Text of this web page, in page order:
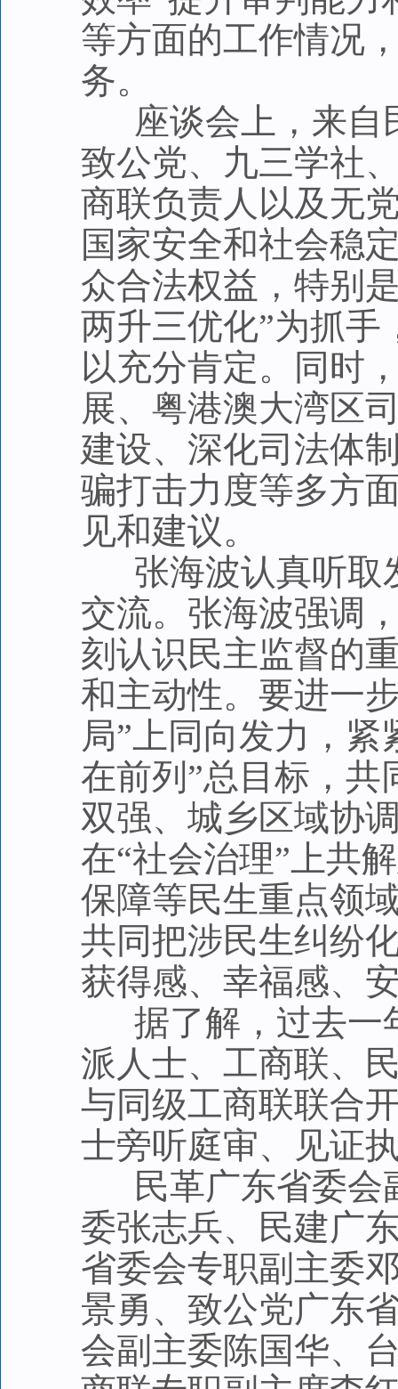
等方面的工作情况
务。
座谈会上，来自
致公党、九三学社
商联负责人以及无
国家安全和社会稳
众合法权益，特别
两升三优化”为抓
以充分肯定。同时
展、粤港澳大湾区
建设、深化司法体
骗打击力度等多方
见和建议。
张海波认真听取
交流。张海波强调
刻认识民主监督的
和主动性。要进一
局”上同向发力，紧
在前列”总目标，
双强、城乡区域协
在“社会治理”上共
保障等民生重点领
共同把涉民生纠纷
获得感、幸福感、
据了解，过去一
派人士、工商联、
与同级工商联联合
士旁听庭审、见证
民革广东省委会
委张志兵、民建广
省委会专职副主委
景勇、致公党广东
会副主委陈国华、